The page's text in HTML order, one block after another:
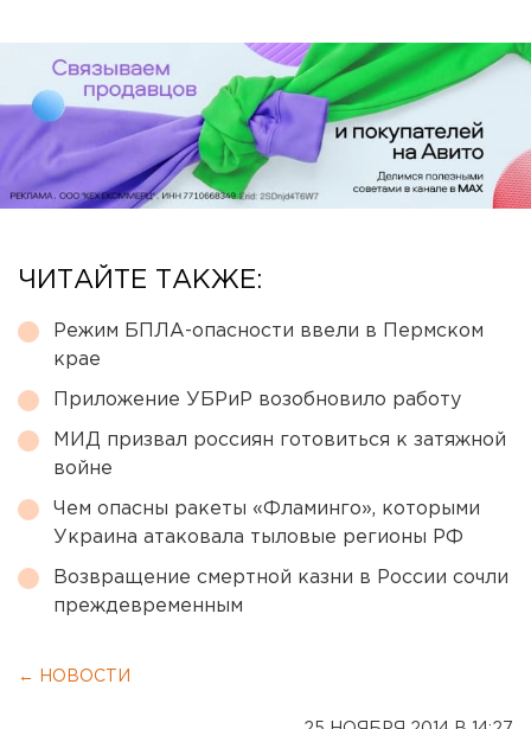
ЧИТАЙТЕ ТАКЖЕ:
Режим БПЛА-опасности ввели в Пермском
крае
Приложение УБРиР возобновило работу
МИД призвал россиян готовиться к затяжной
войне
Чем опасны ракеты «Фламинго», которыми
Украина атаковала тыловые регионы РФ
Возвращение смертной казни в России сочли
преждевременным
← НОВОСТИ